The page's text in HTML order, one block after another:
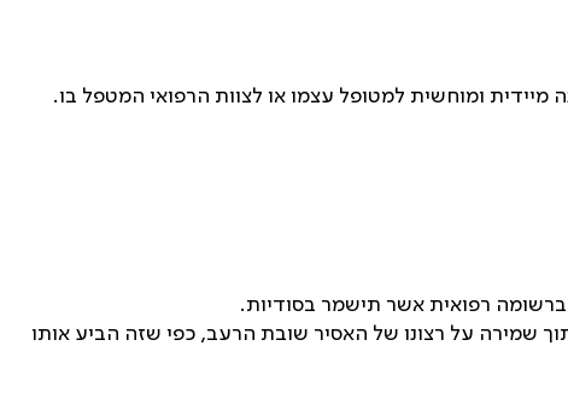
ומוחשית למטופל עצמו או לצוות הרפואי המטפל בו.
רפואית אשר תישמר בסודיות.
שמירה על רצונו של האסיר שובת הרעב, כפי שזה הביע אותו